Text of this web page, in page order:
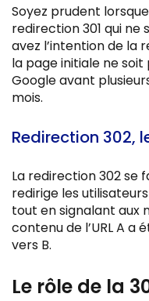
Soyez prudent
redirection 301 qui ne
avez l’intention de la
la page initiale ne soit
Google avant
mois.
Redirection 302,
La redirection 302 se
redirige les utilisateurs
tout en signalant aux
contenu de l’URL A a
vers B.
Le rôle de la